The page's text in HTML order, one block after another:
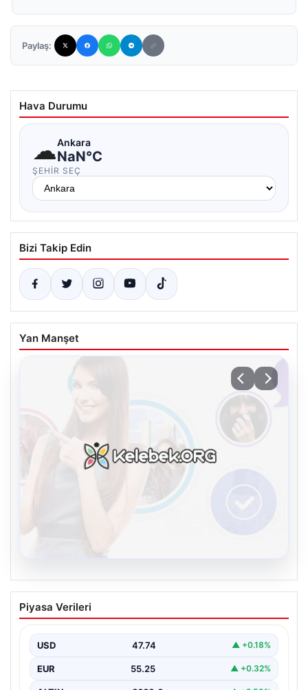
Paylaş:
Hava Durumu
☁Ankara
NaN°C
ŞEHIR SEÇ
Bizi Takip Edin
Yan Manşet
Kelebek chat adresi İle Çevrim içi
İletişimin Sertifikalı Adresi Ve
Sanal dünyasında bireylerin kaliteli bir biçimde bağlantı
olarak…
Piyasa Verileri
USD 47.74 ▲ +0.18%
EUR 55.25 ▲ +0.32%